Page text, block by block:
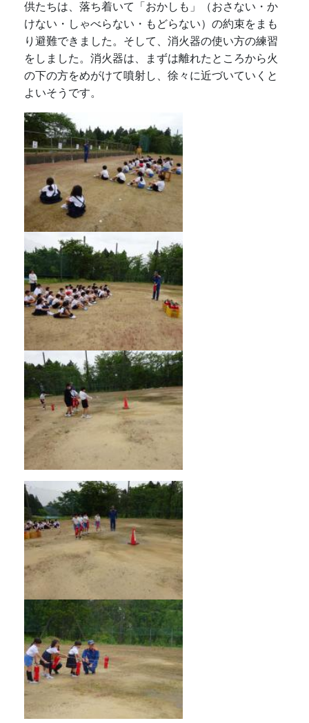
供たちは、落ち着いて「おかしも」（おさない・か
けない・しゃべらない・もどらない）の約束をまも
り避難できました。そして、消火器の使い方の練習
をしました。消火器は、
まずは離れたところから火
の下の方をめがけて噴射し、徐々に近づいていくと
よいそうです。